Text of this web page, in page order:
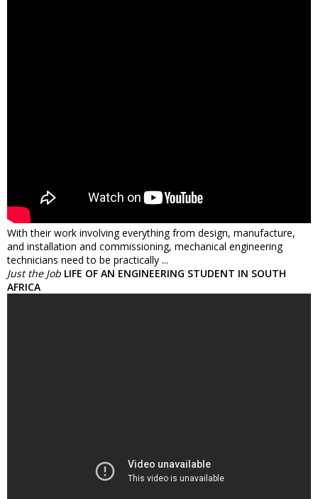
With their work involving everything from design, manufacture,
and installation and commissioning, mechanical engineering
technicians need to be practically ...
Just the Job LIFE OF AN ENGINEERING STUDENT IN SOUTH
AFRICA